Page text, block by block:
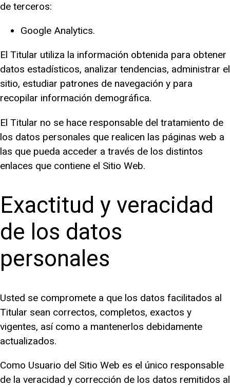
de terceros:
Google Analytics.
El Titular utiliza la información obtenida para obtener
datos estadísticos, analizar tendencias, administrar el
sitio, estudiar patrones de navegación y para
recopilar información demográfica.
El Titular no se hace responsable del tratamiento de
los datos personales que realicen las páginas web a
las que pueda acceder a través de los distintos
enlaces que contiene el Sitio Web.
Exactitud y veracidad
de los datos
personales
Usted se compromete a que los datos facilitados al
Titular sean correctos, completos, exactos y
vigentes, así como a mantenerlos debidamente
actualizados.
Como Usuario del Sitio Web es el único responsable
de la veracidad y corrección de los datos remitidos al